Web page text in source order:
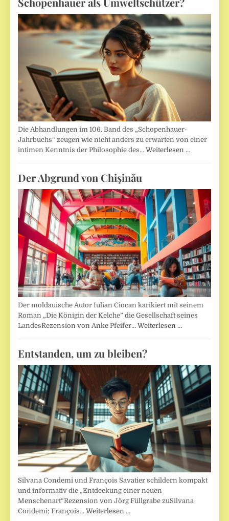
Die Abhandlungen im 106. Band des „Schopenhauer-
Jahrbuchs“ zeugen wie nicht anders zu erwarten von einer
intimen Kenntnis der Philosophie des…Weiterlesen …
Der Abgrund von Chişinău
Der moldauische Autor Iulian Ciocan karikiert mit seinem
Roman „Die Königin der Kelche” die Gesellschaft seines
LandesRezension von Anke Pfeifer…Weiterlesen …
Entstanden, um zu bleiben?
Silvana Condemi und François Savatier schildern kompakt
und informativ die „Entdeckung einer neuen
Menschenart“Rezension von Jörg Füllgrabe zuSilvana
Condemi; François…Weiterlesen …